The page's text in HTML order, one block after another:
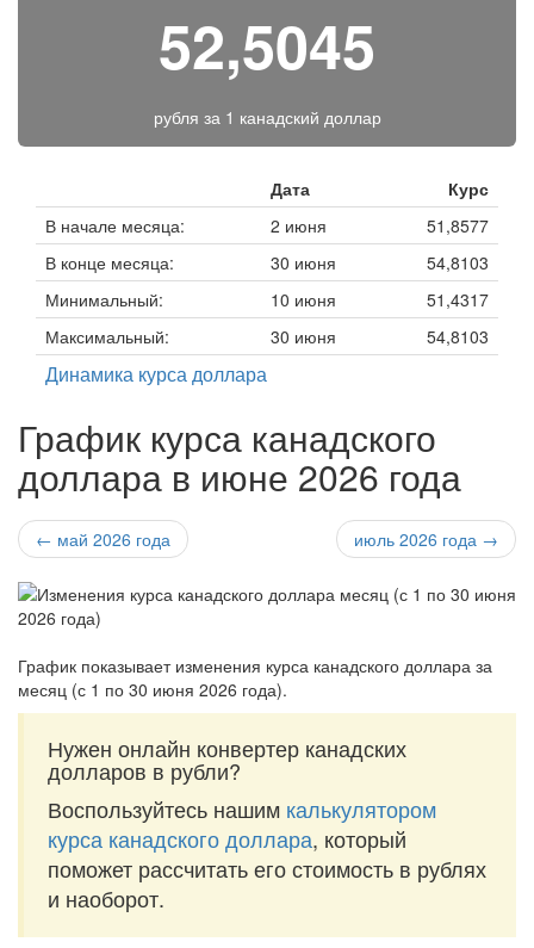
52,5045
рубля за 1 канадский доллар
Дата
Курс
В начале месяца:
2 июня
51,8577
В конце месяца:
30 июня
54,8103
Минимальный:
10 июня
51,4317
Максимальный:
30 июня 54,8103
Динамика курса доллара
График курса канадского
доллара в июне 2026 года
← май 2026 года июль 2026 года →
График показывает изменения курса канадского доллара за
месяц (с 1 по 30 июня 2026 года).
Нужен онлайн конвертер канадских
долларов в рубли?
Воспользуйтесь нашим калькулятором
курса канадского доллара, который
поможет рассчитать его стоимость в рублях
и наоборот.